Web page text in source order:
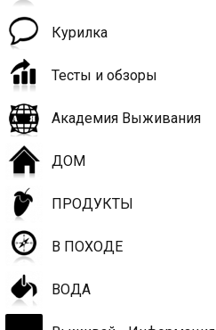
Курилка
Тесты и обзоры
Академия Выживания
ДОМ
ПРОДУКТЫ
В ПОХОДЕ
ВОДА